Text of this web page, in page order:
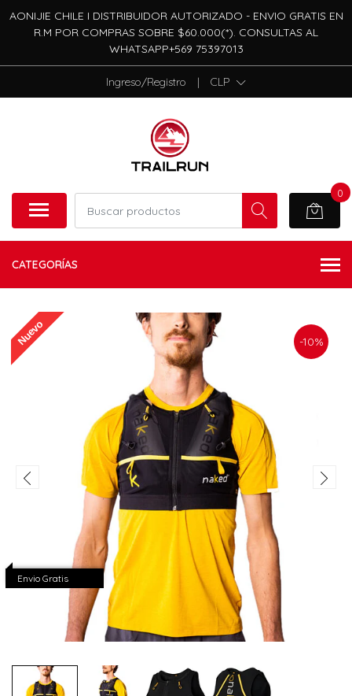
AONIJIE CHILE I DISTRIBUIDOR AUTORIZADO - ENVIO GRATIS EN
R.M POR COMPRAS SOBRE $60.000(*). CONSULTAS AL
WHATSAPP+569 75397013
Ingreso/Registro | CLP
0
CATEGORÍAS
-10%
Nuevo
Envio Gratis